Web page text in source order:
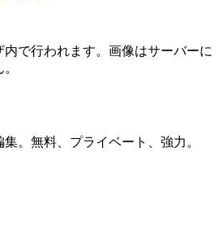
で行われます。画像はサーバーに
。無料、プライベート、強力。